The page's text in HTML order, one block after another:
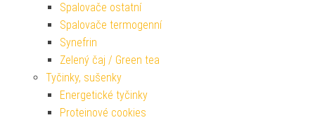
Spalovače ostatní
Spalovače termogenní
Synefrin
Zelený čaj / Green tea
Tyčinky, sušenky
Energetické tyčinky
Proteinové cookies